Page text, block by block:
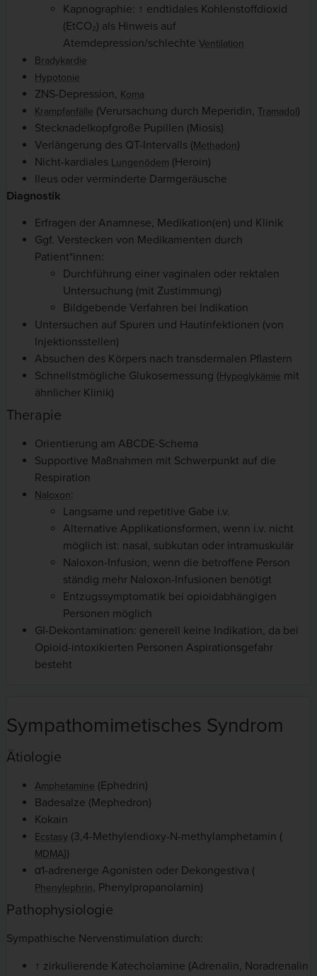
Kapnographie: ↑ endtidales Kohlenstoffdioxid
(EtCO₂) als Hinweis auf
Atemdepression/schlechte Ventilation
Bradykardie
Hypotonie
ZNS-Depression, Koma
Krampfanfälle (Verursachung durch Meperidin, Tramadol)
Stecknadelkopfgroße Pupillen (Miosis)
Verlängerung des QT-Intervalls (Methadon)
Nicht-kardiales Lungenödem (Heroin)
Ileus oder verminderte Darmgeräusche
Diagnostik
Erfragen der Anamnese, Medikation(en) und Klinik
Ggf. Verstecken von Medikamenten durch
Patient*innen:
Durchführung einer vaginalen oder rektalen
Untersuchung (mit Zustimmung)
Bildgebende Verfahren bei Indikation
Untersuchen auf Spuren und Hautinfektionen (von
Injektionsstellen)
Absuchen des Körpers nach transdermalen Pflastern
Schnellstmögliche Glukosemessung (Hypoglykämie mit
ähnlicher Klinik)
Therapie
Orientierung am ABCDE-Schema
Supportive Maßnahmen mit Schwerpunkt auf die
Respiration
Naloxon:
Langsame und repetitive Gabe i.v.
Alternative Applikationsformen, wenn i.v. nicht
möglich ist: nasal, subkutan oder intramuskulär
Naloxon-Infusion, wenn die betroffene Person
ständig mehr Naloxon-Infusionen benötigt
Entzugssymptomatik bei opioidabhängigen
Personen möglich
GI-Dekontamination: generell keine Indikation, da bei
Opioid-intoxikierten Personen Aspirationsgefahr
besteht
Sympathomimetisches Syndrom
Ätiologie
Amphetamine (Ephedrin)
Badesalze (Mephedron)
Kokain
Ecstasy (3,4-Methylendioxy-N-methylamphetamin (
MDMA))
α1-adrenerge Agonisten oder Dekongestiva (
Phenylephrin, Phenylpropanolamin)
Pathophysiologie
Sympathische Nervenstimulation durch:
↑ zirkulierende Katecholamine (Adrenalin, Noradrenalin